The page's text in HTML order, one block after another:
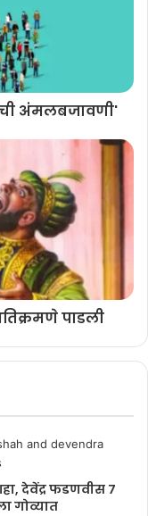
अंमलबजावणी'
पाडली
देवेंद्र फडणवीस ७
गोव्यात